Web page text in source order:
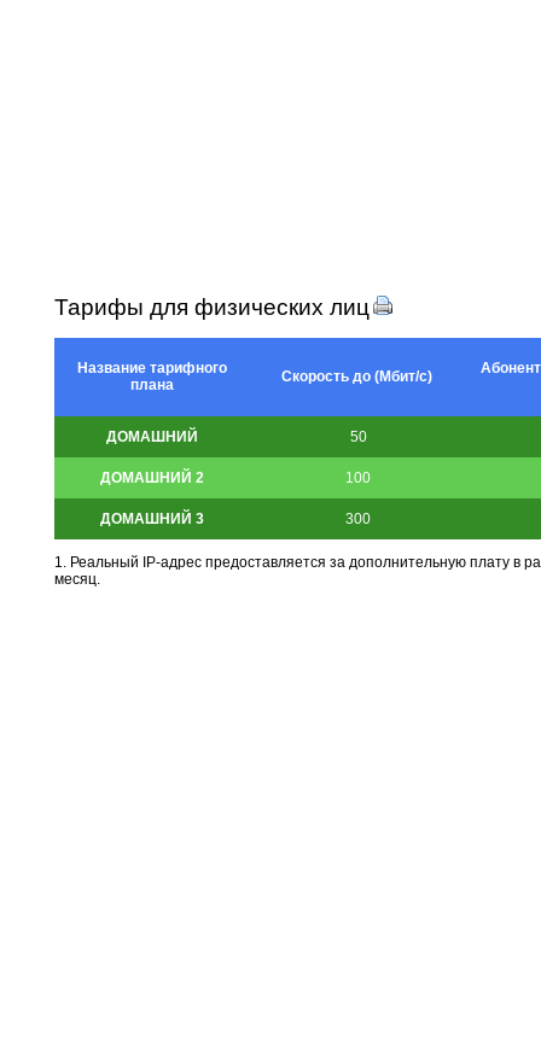
Тарифы для физических лиц
Название тарифного
плана
Скорость до (Мбит/с)
ДОМАШНИЙ 50
ДОМАШНИЙ 2 100
ДОМАШНИЙ 3 300
1. Реальный IP-адрес предоставляется за дополнительную плату в
месяц.